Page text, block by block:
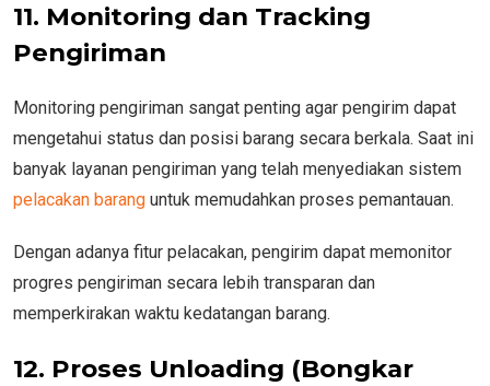
11. Monitoring dan Tracking
Pengiriman
Monitoring pengiriman sangat penting agar pengirim dapat
mengetahui status dan posisi barang secara berkala. Saat ini
banyak layanan pengiriman yang telah menyediakan sistem
pelacakan barang untuk memudahkan proses pemantauan.
Dengan adanya fitur pelacakan, pengirim dapat memonitor
progres pengiriman secara lebih transparan dan
memperkirakan waktu kedatangan barang.
12. Proses Unloading (Bongkar